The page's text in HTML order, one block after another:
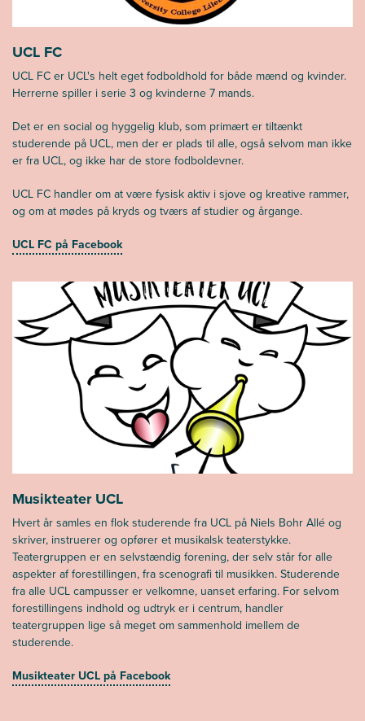
UCL FC
UCL FC er UCL's helt eget fodboldhold for både mænd og kvinder.
Herrerne spiller i serie 3 og kvinderne 7 mands.
Det er en social og hyggelig klub, som primært er tiltænkt
studerende på UCL, men der er plads til alle, også selvom man ikke
er fra UCL, og ikke har de store fodboldevner.
UCL FC handler om at være fysisk aktiv i sjove og kreative rammer,
og om at mødes på kryds og tværs af studier og årgange.
UCL FC på Facebook
Musikteater UCL
Hvert år samles en flok studerende fra UCL på Niels Bohr Allé og
skriver, instruerer og opfører et musikalsk teaterstykke.
Teatergruppen er en selvstændig forening, der selv står for alle
aspekter af forestillingen, fra scenografi til musikken. Studerende
fra alle UCL campusser er velkomne, uanset erfaring. For selvom
forestillingens indhold og udtryk er i centrum, handler
teatergruppen lige så meget om sammenhold imellem de
studerende.
Musikteater UCL på Facebook